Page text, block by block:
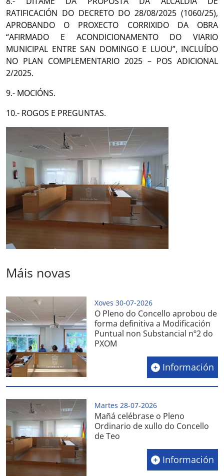
RATIFICACIÓN DO DECRETO DO 28/08/2025 (1060/25),
APROBANDO O PROXECTO CORRIXIDO DA OBRA
“AFIRMADO E ACONDICIONAMENTO DO VIARIO
MUNICIPAL ENTRE SAN DOMINGO E LUOU”, INCLUÍDO
NO PLAN COMPLEMENTARIO 2025 – POS ADICIONAL
2/2025.
9.- MOCIÓNS.
10.- ROGOS E PREGUNTAS.
Máis novas
Xoves 30-07-2026
O Pleno do Concello aprobou de
forma definitiva a Modificación
Puntual non Substancial nº2 do
PXOM
Información
Martes 28-07-2026
Mañá celébrase o Pleno
Ordinario de xullo do Concello
de Teo
Información